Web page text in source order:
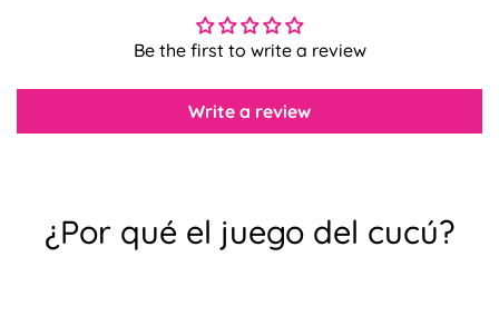
Be the first to write a review
Write a review
¿Por qué el juego del cucú?